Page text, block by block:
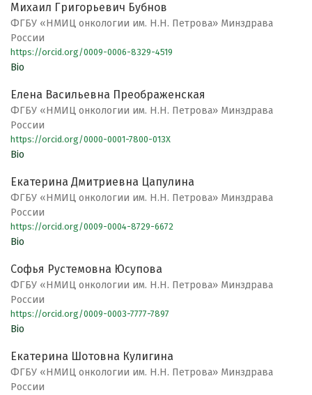
Михаил Григорьевич Бубнов
ФГБУ «НМИЦ онкологии им. Н.Н. Петрова» Минздрава
России
https://orcid.org/0009-0006-8329-4519
Bio
Елена Васильевна Преображенская
ФГБУ «НМИЦ онкологии им. Н.Н. Петрова» Минздрава
России
https://orcid.org/0000-0001-7800-013X
Bio
Екатерина Дмитриевна Цапулина
ФГБУ «НМИЦ онкологии им. Н.Н. Петрова» Минздрава
России
https://orcid.org/0009-0004-8729-6672
Bio
Софья Рустемовна Юсупова
ФГБУ «НМИЦ онкологии им. Н.Н. Петрова» Минздрава
России
https://orcid.org/0009-0003-7777-7897
Bio
Екатерина Шотовна Кулигина
ФГБУ «НМИЦ онкологии им. Н.Н. Петрова» Минздрава
России